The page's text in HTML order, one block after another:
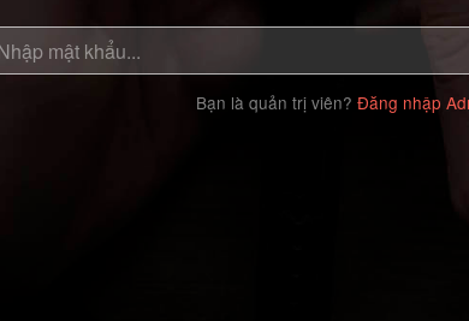
Bạn là quản trị viên? Đăng nhập